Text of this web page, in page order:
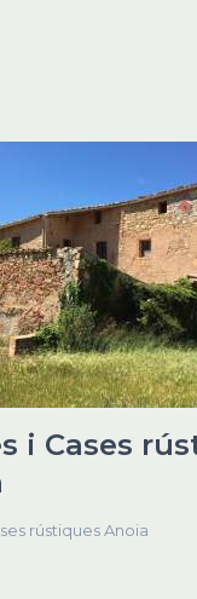
i Cases
rústiques Anoia